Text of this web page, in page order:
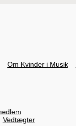
Om Kvinder i Musik
Vedtægter